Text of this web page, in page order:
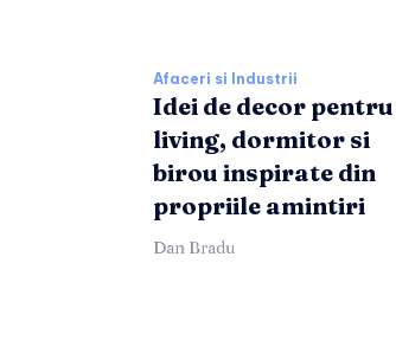
Afaceri si Industrii
Idei de decor pentru
living, dormitor si
birou inspirate din
propriile amintiri
Dan Bradu